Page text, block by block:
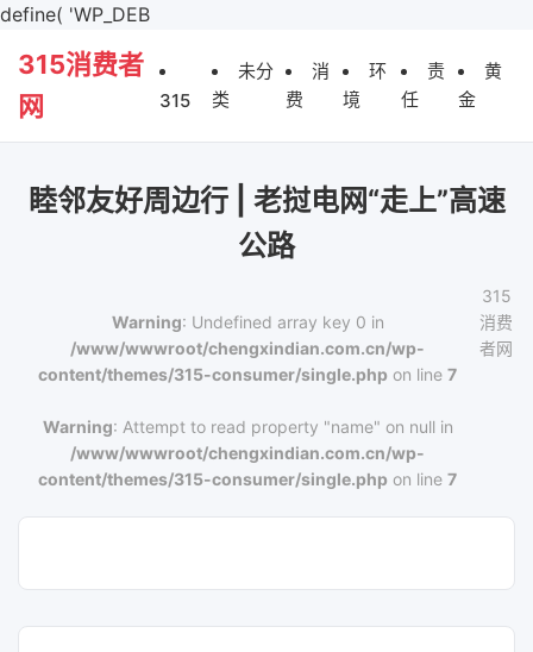
define( 'WP_DEB
315消费者
网
315
未分
类
消
费
环
境
责
任
黄
金
睦邻友好周边行 | 老挝电网“走上”高速
公路
Warning: Undefined array key 0 in
/www/wwwroot/chengxindian.com.cn/wp-
content/themes/315-consumer/single.php on line7
Warning: Attempt to read property "name" on null in
/www/wwwroot/chengxindian.com.cn/wp-
content/themes/315-consumer/single.php on line7
315
消费
者网